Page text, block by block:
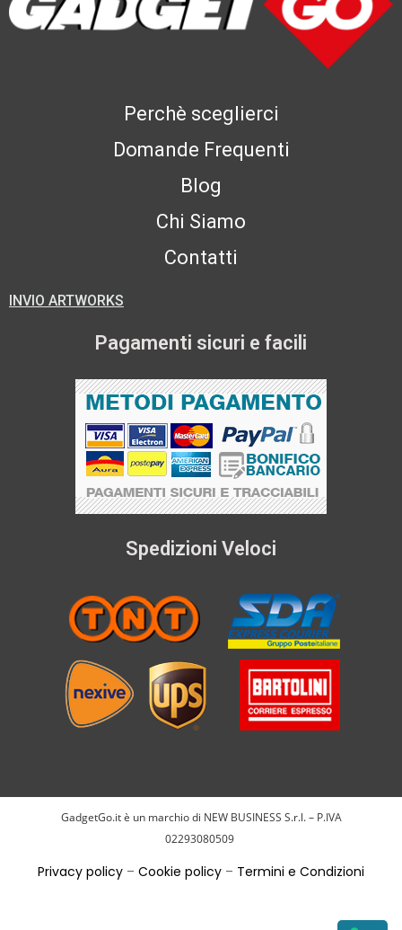
Perchè sceglierci
Domande Frequenti
Blog
Chi Siamo
Contatti
INVIO ARTWORKS
Pagamenti sicuri e facili
Spedizioni Veloci
GadgetGo.it è un marchio di NEW BUSINESS S.r.l. – P.IVA
02293080509
Privacy policy – Cookie policy – Termini e Condizioni